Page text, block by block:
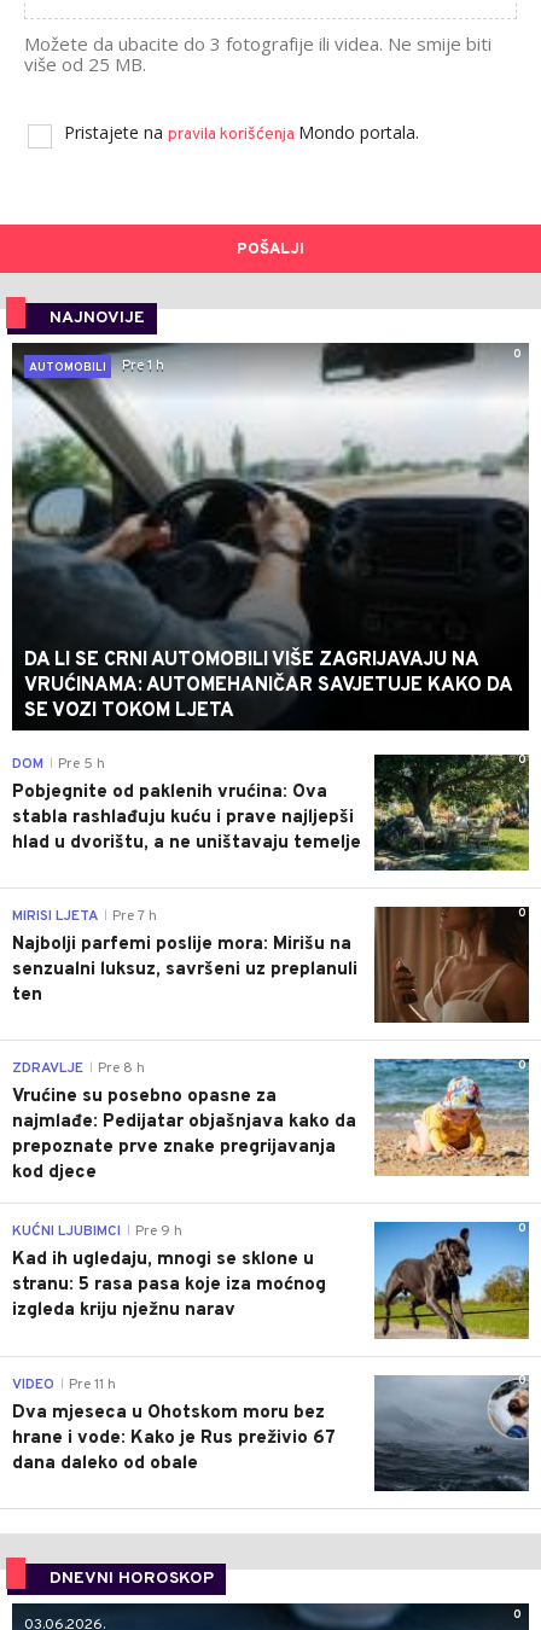
Možete da ubacite do 3 fotografije ili videa. Ne smije biti
više od 25 MB.
Pristajete na pravila korišćenja Mondo portala.
POŠALJI
NAJNOVIJE
0
AUTOMOBILI
Pre 1 h
DA LI SE CRNI AUTOMOBILI VIŠE ZAGRIJAVAJU NA
VRUĆINAMA: AUTOMEHANIČAR SAVJETUJE KAKO DA
SE VOZI TOKOM LJETA
0
DOM Pre 5 h
Pobjegnite od paklenih vrućina: Ova
stabla rashlađuju kuću i prave najljepši
hlad u dvorištu, a ne uništavaju temelje
0
MIRISI LJETA Pre 7 h
Najbolji parfemi poslije mora: Mirišu na
senzualni luksuz, savršeni uz preplanuli
ten
0
ZDRAVLJE Pre 8 h
Vrućine su posebno opasne za
najmlađe: Pedijatar objašnjava kako da
prepoznate prve znake pregrijavanja
kod djece
0
KUĆNI LJUBIMCI Pre 9 h
Kad ih ugledaju, mnogi se sklone u
stranu: 5 rasa pasa koje iza moćnog
izgleda kriju nježnu narav
0
VIDEO Pre 11 h
Dva mjeseca u Ohotskom moru bez
hrane i vode: Kako je Rus preživio 67
dana daleko od obale
DNEVNI HOROSKOP
0
03.06.2026.